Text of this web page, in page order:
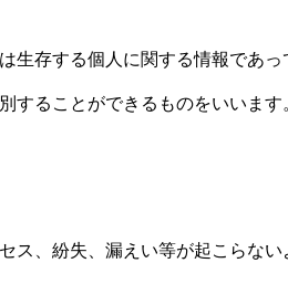
生存する個人に関する情報であっ
することができるものをいいます
ス、紛失、漏えい等が起こらな